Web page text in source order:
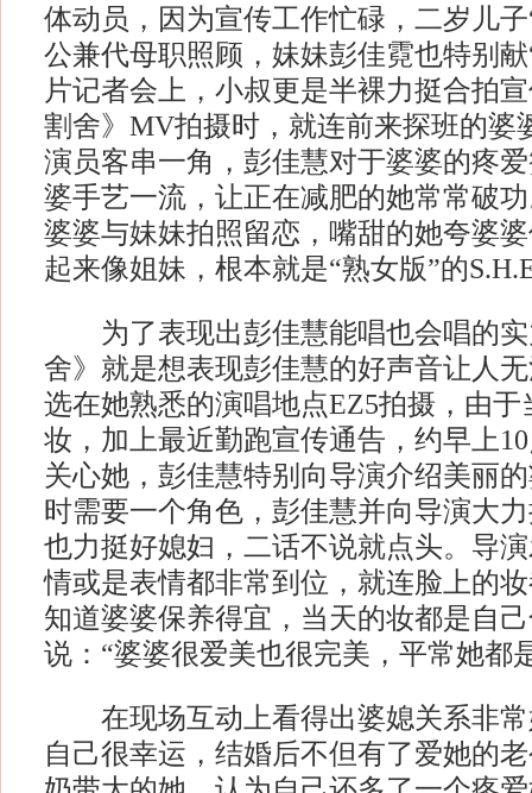
体动员，因为宣传工作忙碌，二岁儿
公兼代母职照顾，妹妹彭佳霓也特别
片记者会上，小叔更是半裸力挺合拍
割舍》MV拍摄时，就连前来探班的婆
演员客串一角，彭佳慧对于婆婆的疼
婆手艺一流，让正在减肥的她常常破
婆婆与妹妹拍照留恋，嘴甜的她夸婆
起来像姐妹，根本就是“熟女版”的
为了表现出彭佳慧能唱也会唱的实
舍》就是想表现彭佳慧的好声音让人
选在她熟悉的演唱地点EZ5拍摄，由于
妆，加上最近勤跑宣传通告，约早上
关心她，彭佳慧特别向导演介绍美丽
时需要一个角色，彭佳慧并向导演大
也力挺好媳妇，二话不说就点头。导
情或是表情都非常到位，就连脸上的
知道婆婆保养得宜，当天的妆都是自
说：“婆婆很爱美也很完美，平常她都
在现场互动上看得出婆媳关系非常
自己很幸运，结婚后不但有了爱她的